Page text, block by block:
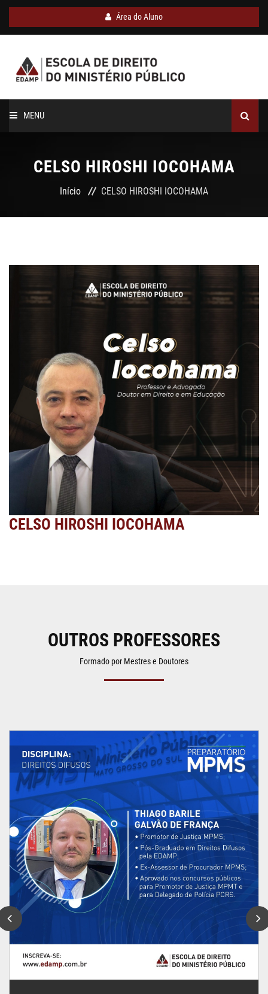
Área do Aluno
MENU
CURSOS
CELSO HIROSHI IOCOHAMA
Início CELSO HIROSHI IOCOHAMA
CELSO HIROSHI IOCOHAMA
OUTROS PROFESSORES
Formado por Mestres e Doutores